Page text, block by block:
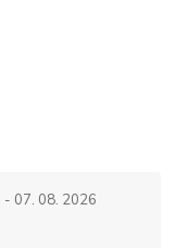
- 07. 08. 2026